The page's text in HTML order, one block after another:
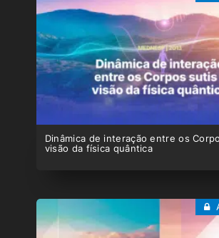
Dinâmica de interação entre os
visão da física quântica